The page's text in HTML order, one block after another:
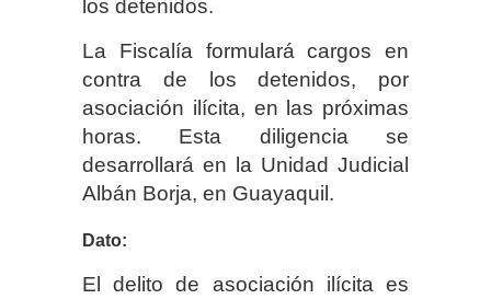
los detenidos.
La Fiscalía formulará cargos en
contra de los detenidos, por
asociación ilícita, en las próximas
horas. Esta diligencia se
desarrollará en la Unidad Judicial
Albán Borja, en Guayaquil.
Dato:
El delito de asociación ilícita es